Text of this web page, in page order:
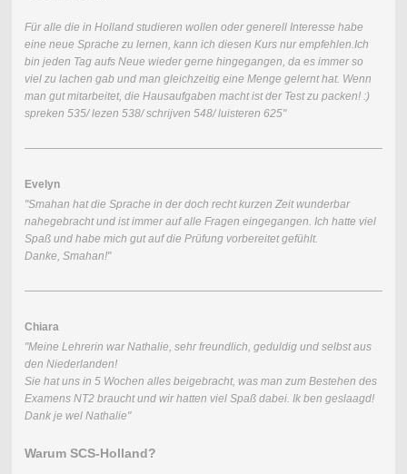
Für alle die in Holland studieren wollen oder generell Interesse habe
eine neue Sprache zu lernen, kann ich diesen Kurs nur empfehlen.Ich
bin jeden Tag aufs Neue wieder gerne hingegangen, da es immer so
viel zu lachen gab und man gleichzeitig eine Menge gelernt hat. Wenn
man gut mitarbeitet, die Hausaufgaben macht ist der Test zu packen! :)
spreken 535/ lezen 538/ schrijven 548/ luisteren 625"
Evelyn
"Smahan hat die Sprache in der doch recht kurzen Zeit wunderbar
nahegebracht und ist immer auf alle Fragen eingegangen. Ich hatte viel
Spaß und habe mich gut auf die Prüfung vorbereitet gefühlt.
Danke, Smahan!"
Chiara
"Meine Lehrerin war Nathalie, sehr freundlich, geduldig und selbst aus
den Niederlanden!
Sie hat uns in 5 Wochen alles beigebracht, was man zum Bestehen des
Examens NT2 braucht und wir hatten viel Spaß dabei. Ik ben geslaagd!
Dank je wel Nathalie"
Warum SCS-Holland?